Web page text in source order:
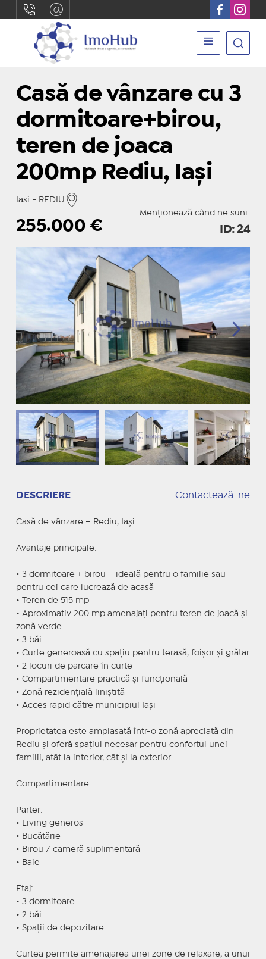
Casă de vânzare cu 3
dormitoare+birou,
teren de joaca
200mp Rediu, Iași
Iasi - REDIU
Menționează când ne suni:
255.000 € ID: 24
DESCRIERE Contactează-ne
Casă de vânzare – Rediu, Iași
Avantaje principale:
• 3 dormitoare + birou – ideală pentru o familie sau
pentru cei care lucrează de acasă
• Teren de 515 mp
• Aproximativ 200 mp amenajați pentru teren de joacă și
zonă verde
• 3 băi
• Curte generoasă cu spațiu pentru terasă, foișor și grătar
• 2 locuri de parcare în curte
• Compartimentare practică și funcțională
• Zonă rezidențială liniștită
• Acces rapid către municipiul Iași
Proprietatea este amplasată într-o zonă apreciată din
Rediu și oferă spațiul necesar pentru confortul unei
familii, atât la interior, cât și la exterior.
Compartimentare:
Parter:
• Living generos
• Bucătărie
• Birou / cameră suplimentară
• Baie
Etaj:
• 3 dormitoare
• 2 băi
• Spații de depozitare
Curtea permite amenajarea unei zone de relaxare, a unui